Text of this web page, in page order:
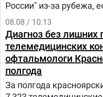
России" из-за рубежа,
08.08 / 10:13
Диагноз без лишних
телемедицинских
офтальмологи
полгода
За полгода